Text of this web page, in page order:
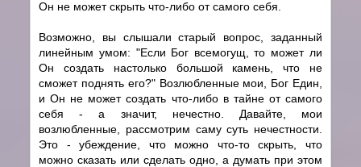
Он не может скрыть что-либо от самого себя.
Возможно, вы слышали старый вопрос, заданный
линейным умом: "Если Бог всемогущ, то может ли
Он создать настолько большой камень, что не
сможет поднять его?" Возлюбленные мои, Бог Един,
и Он не может создать что-либо в тайне от самого
себя - а значит, нечестно. Давайте, мои
возлюбленные, рассмотрим саму суть нечестности.
Это - убеждение, что можно что-то скрыть, что
можно сказать или сделать одно, а думать при этом